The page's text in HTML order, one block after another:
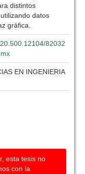
distintos
datos
gráfica.
82032
EN INGENIERIA
esta tesis no
con la